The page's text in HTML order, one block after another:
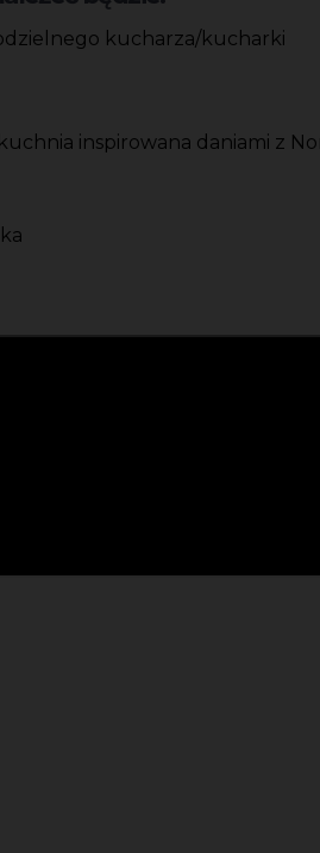
kucharza/kucharki
inspirowana daniami z